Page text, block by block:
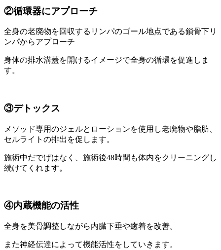
②循環器にアプローチ
全身の老廃物を回収するリンパのゴール地点である鎖骨下リ
ンパからアプローチ
身体の排水溝蓋を開けるイメージで全身の循環を促進しま
す。
③デトックス
メソッド専用のジェルとローションを使用し老廃物や脂肪、
セルライトの排出を促します。
施術中だでげはなく、施術後48時間も体内をクリーニングし
続けてくれます。
④内蔵機能の活性
全身を美骨調整しながら内臓下垂や癒着を改善。
また神経伝達によって機能活性をしていきます。